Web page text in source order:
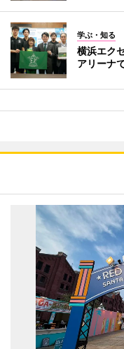
学ぶ・知る
横浜エク
アリーナ